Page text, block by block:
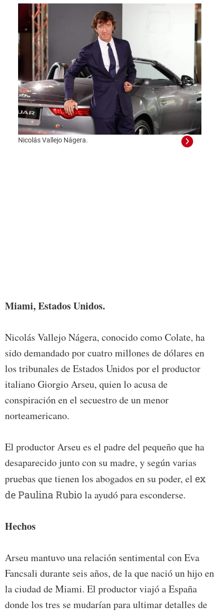
Nicolás Vallejo Nágera.
Miami, Estados Unidos.
Nicolás Vallejo Nágera, conocido como Colate, ha
sido demandado por cuatro millones de dólares en
los tribunales de Estados Unidos por el productor
italiano Giorgio Arseu, quien lo acusa de
conspiración en el secuestro de un menor
norteamericano.
El productor Arseu es el padre del pequeño que ha
desaparecido junto con su madre, y según varias
pruebas que tienen los abogados en su poder, el ex
de Paulina Rubiola ayudó para esconderse.
Hechos
Arseu mantuvo una relación sentimental con Eva
Fancsali durante seis años, de la que nació un hijo en
la ciudad de Miami. El productor viajó a España
donde los tres se mudarían para ultimar detalles de